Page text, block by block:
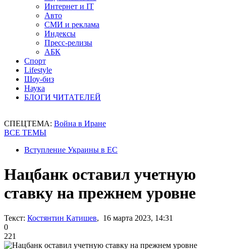
Интернет и IT
Авто
СМИ и реклама
Индексы
Пресс-релизы
АБК
Спорт
Lifestyle
Шоу-биз
Наука
БЛОГИ ЧИТАТЕЛЕЙ
СПЕЦТЕМА: Война в Иране
ВСЕ ТЕМЫ
Вступление Украины в ЕС
Нацбанк оставил учетную
ставку на прежнем уровне
Текст: Костянтин Катишев, 16 марта 2023, 14:31
0
221